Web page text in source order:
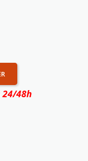
24/48h